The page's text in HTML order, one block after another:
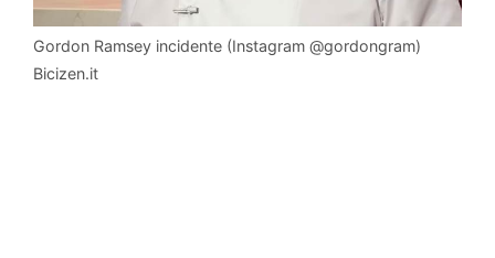
Gordon Ramsey incidente (Instagram @gordongram)
Bicizen.it